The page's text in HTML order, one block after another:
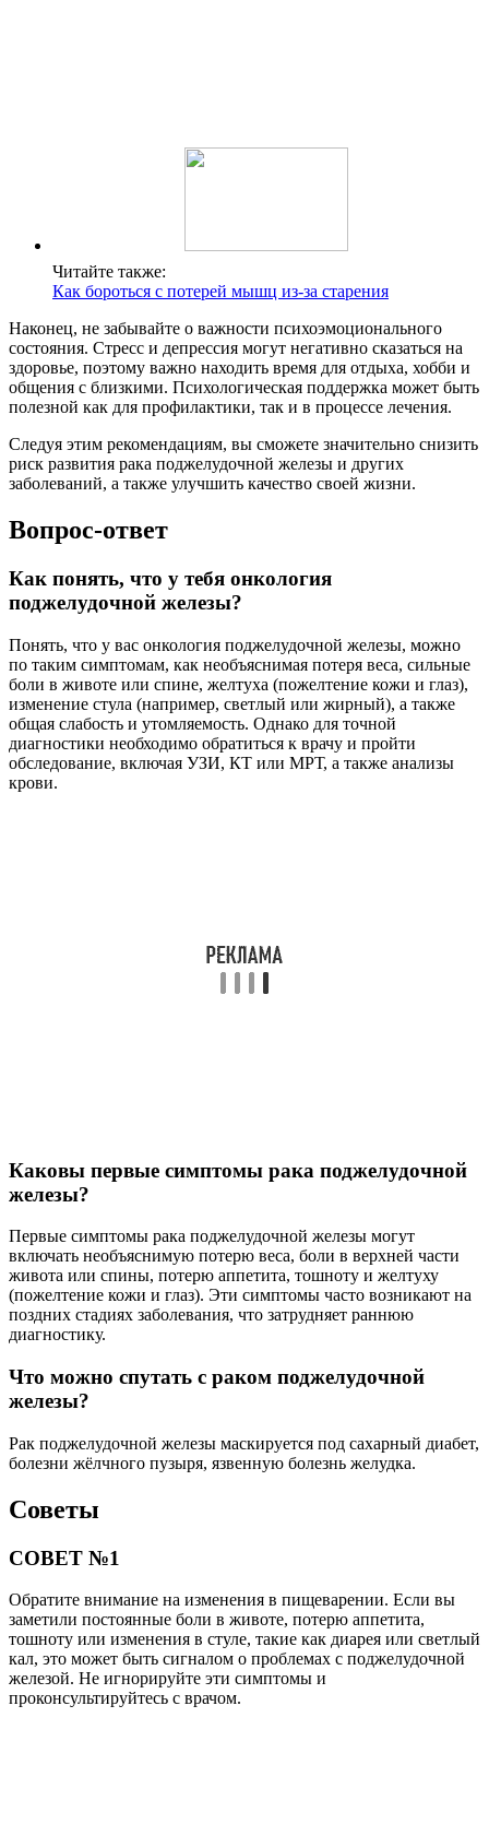
Читайте также:
Как бороться с потерей мышц из-за старения
Наконец, не забывайте о важности психоэмоционального
состояния. Стресс и депрессия могут негативно сказаться на
здоровье, поэтому важно находить время для отдыха, хобби и
общения с близкими. Психологическая поддержка может быть
полезной как для профилактики, так и в процессе лечения.
Следуя этим рекомендациям, вы сможете значительно снизить
риск развития рака поджелудочной железы и других
заболеваний, а также улучшить качество своей жизни.
Вопрос-ответ
Как понять, что у тебя онкология
поджелудочной железы?
Понять, что у вас онкология поджелудочной железы, можно
по таким симптомам, как необъяснимая потеря веса, сильные
боли в животе или спине, желтуха (пожелтение кожи и глаз),
изменение стула (например, светлый или жирный), а также
общая слабость и утомляемость. Однако для точной
диагностики необходимо обратиться к врачу и пройти
обследование, включая УЗИ, КТ или МРТ, а также анализы
крови.
Каковы первые симптомы рака поджелудочной
железы?
Первые симптомы рака поджелудочной железы могут
включать необъяснимую потерю веса, боли в верхней части
живота или спины, потерю аппетита, тошноту и желтуху
(пожелтение кожи и глаз). Эти симптомы часто возникают на
поздних стадиях заболевания, что затрудняет раннюю
диагностику.
Что можно спутать с раком поджелудочной
железы?
Рак поджелудочной железы маскируется под сахарный диабет,
болезни жёлчного пузыря, язвенную болезнь желудка.
Советы
СОВЕТ №1
Обратите внимание на изменения в пищеварении. Если вы
заметили постоянные боли в животе, потерю аппетита,
тошноту или изменения в стуле, такие как диарея или светлый
кал, это может быть сигналом о проблемах с поджелудочной
железой. Не игнорируйте эти симптомы и
проконсультируйтесь с врачом.